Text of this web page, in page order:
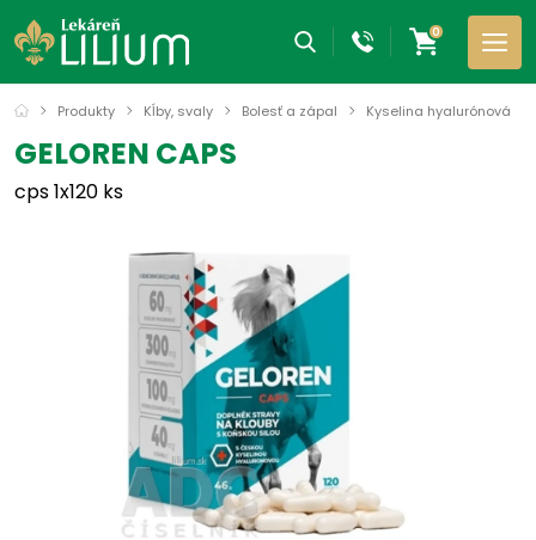
0
Produkty Kĺby, svaly Bolesť a zápal Kyselina hyalurónová
GELOREN CAPS
cps 1x120 ks